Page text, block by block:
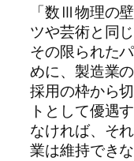
「数Ⅲ物理の
ツや芸術と同
その限られた
めに、製造業
採用の枠から
トとして優遇
なければ、そ
業は維持でき